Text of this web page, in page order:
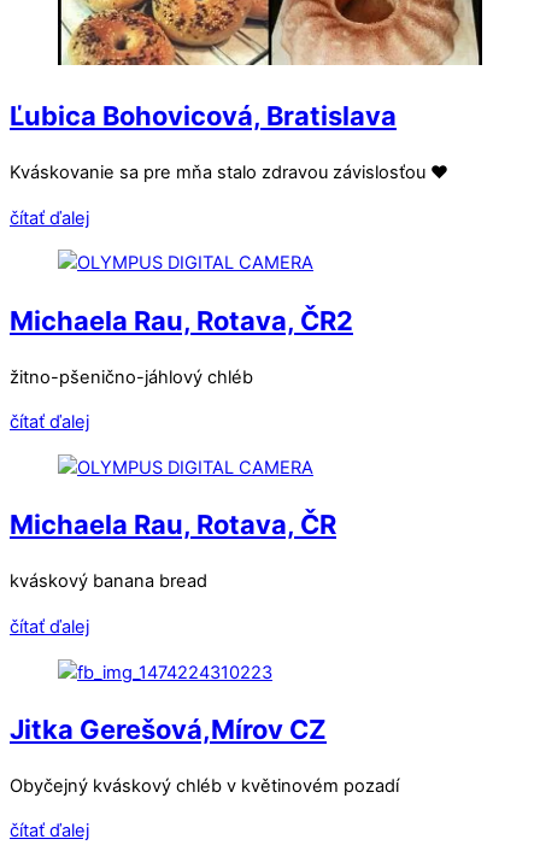
Ľubica Bohovicová, Bratislava
Kváskovanie sa pre mňa stalo zdravou závislosťou ❤
čítať ďalej
Michaela Rau, Rotava, ČR2
žitno-pšenično-jáhlový chléb
čítať ďalej
Michaela Rau, Rotava, ČR
kváskový banana bread
čítať ďalej
Jitka Gerešová,Mírov CZ
Obyčejný kváskový chléb v květinovém pozadí
čítať ďalej